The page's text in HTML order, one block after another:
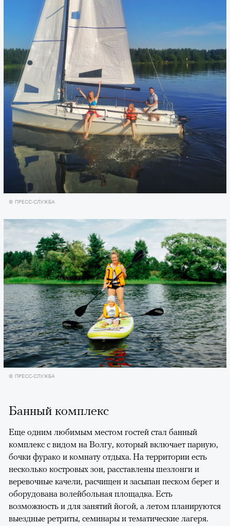
© ПРЕСС-СЛУЖБА
© ПРЕСС-СЛУЖБА
Банный комплекс
Еще одним любимым местом гостей стал банный
комплекс с видом на Волгу, который включает парную,
бочки фурако и комнату отдыха. На территории есть
несколько костровых зон, расставлены шезлонги и
веревочные качели, расчищен и засыпан песком берег и
оборудована волейбольная площадка. Есть
возможность и для занятий йогой, а летом планируются
выездные ретриты, семинары и тематические лагеря.